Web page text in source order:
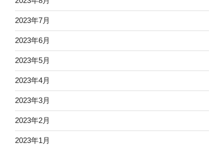
2023年7月
2023年6月
2023年5月
2023年4月
2023年3月
2023年2月
2023年1月